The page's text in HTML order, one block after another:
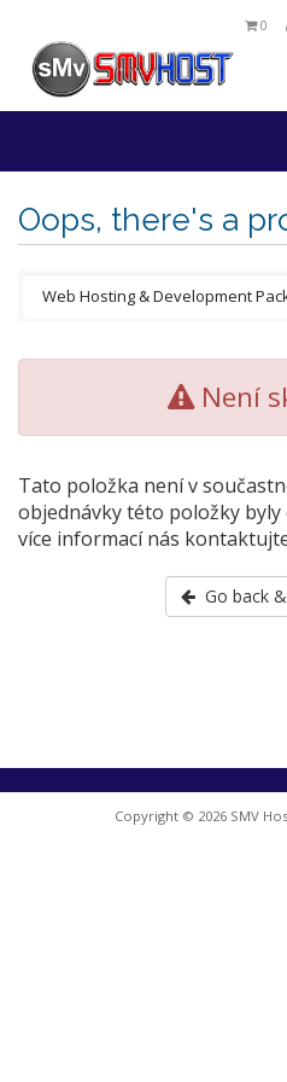
0
Oops, there's a
Není
Tato položka není v
objednávky této položky byly
více informací nás
Go back
Copyright © 2026 SMV